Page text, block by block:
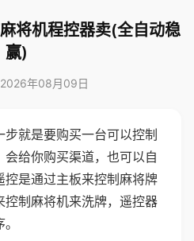
将机程控器卖(全自动稳
赢)
年08月09日
就是要购买一台可以控制
给你购买渠道，也可以自
控是通过主板来控制麻将牌
控制麻将机来洗牌，遥控器